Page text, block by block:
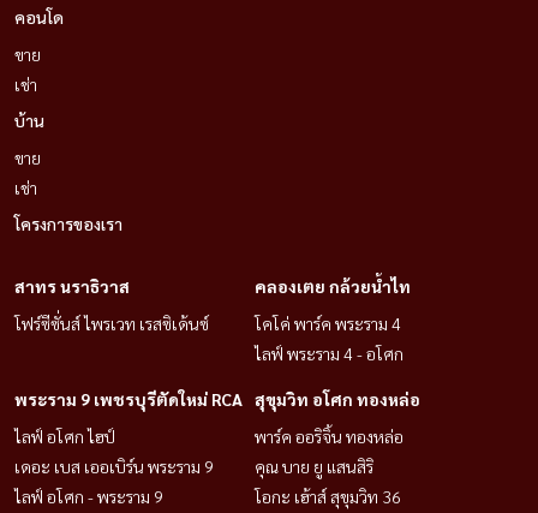
🚆 bts แยก คปอ. 3 กม.
🚆 srt ดอนเมือง 6 กม.
🏬 major rangsit 5 กม.
🏬 future park & zpell 9 กม.
🏥 โรงพยาบาลจุฬาภรณ์ 9 กม.
🏫 มหาวิทยาลัยรังสิต 9 กม.
🏫 harrow international school 10 กม.
━━━━━━━━━━━━━━
📞 นัดชมสถานที่ส่วนตัว (private viewing)
📞 call / whatsapp : +66 (0)90-993-5832
💬 line : @housewa
คอนโด
ขาย
เช่า
บ้าน
ขาย
เช่า
โครงการของเรา
สาทร นราธิวาส
โฟร์ซีซั่นส์ ไพรเวท เรสซิเด้นซ์
คลองเตย กล้วยน้ำไท
โคโค่ พาร์ค พระราม 4
ไลฟ์ พระราม 4 - อโศก
พระราม 9 เพชรบุรีตัดใหม่ RCA
ไลฟ์ อโศก ไฮป์
เดอะ เบส เออเบิร์น พระราม 9
ไลฟ์ อโศก - พระราม 9
สุขุมวิท อโศก ทองหล่อ
พาร์ค ออริจิ้น ทองหล่อ
คุณ บาย ยู แสนสิริ
โอกะ เฮ้าส์ สุขุมวิท 36